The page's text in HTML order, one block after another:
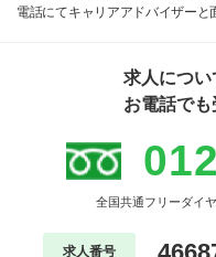
電話にてキャリアアドバイザーと
求人につ
お電話で
全国共通フリーダイ
求人番号